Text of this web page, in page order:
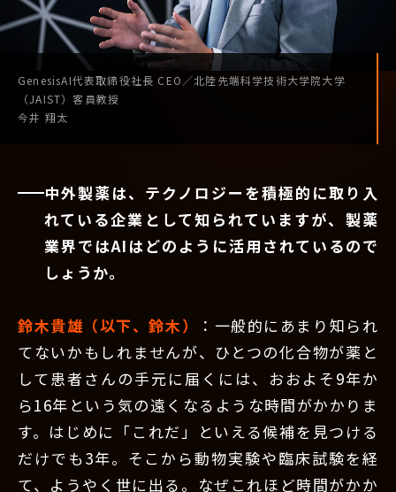
GenesisAI代表取締役社長 CEO ／北陸先端科学技術大学院大学
（JAIST）客員教授
今井 翔太
中外製薬は、テクノロジーを積極的に取り入
れている企業として知られていますが、製薬
業界ではAIはどのように活用されているので
しょうか。
鈴木貴雄（以下、鈴木）
：一般的にあまり知られ
てないかもしれませんが、ひとつの化合物が薬と
して患者さんの手元に届くには、おおよそ9年か
ら16年という気の遠くなるような時間がかかりま
す。はじめに「これだ」といえる候補を見つける
だけでも3年。そこから動物実験や臨床試験を経
て、ようやく世に出る。なぜこれほど時間がかか